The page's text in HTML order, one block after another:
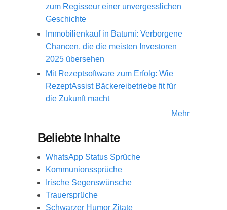
zum Regisseur einer unvergesslichen
Geschichte
Immobilienkauf in Batumi: Verborgene
Chancen, die die meisten Investoren
2025 übersehen
Mit Rezeptsoftware zum Erfolg: Wie
RezeptAssist Bäckereibetriebe fit für
die Zukunft macht
Mehr
Beliebte Inhalte
WhatsApp Status Sprüche
Kommunionssprüche
Irische Segenswünsche
Trauersprüche
Schwarzer Humor Zitate